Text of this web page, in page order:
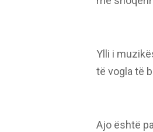
Ylli i
të vogla të
Ajo është